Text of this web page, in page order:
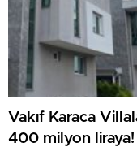
Vakıf Karaca
400 milyon liraya!